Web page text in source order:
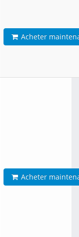
Acheter
Acheter